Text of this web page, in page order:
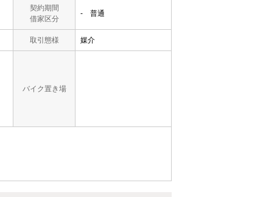
契約期間
借家区分
- 普通
取引態様 媒介
バイク置き場